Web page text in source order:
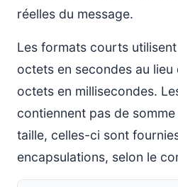
réelles du message.
Les formats courts
octets en secondes au lieu
octets en millisecondes.
contiennent pas de
taille, celles-ci sont
encapsulations, selon le